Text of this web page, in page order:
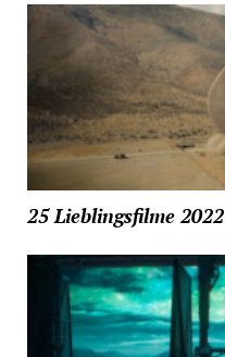
25 Lieblingsfilme 2022